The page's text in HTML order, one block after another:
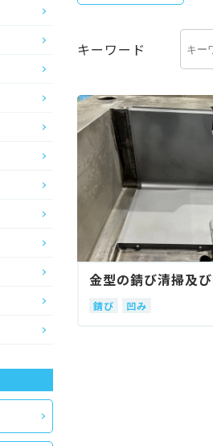
キーワード
金型の錆び清掃及
錆び 凹み